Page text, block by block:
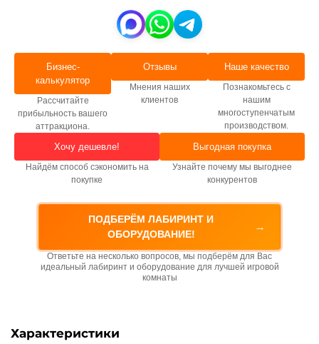
Бизнес-
калькулятор
Рассчитайте
прибыльность вашего
аттракциона.
Отзывы
Мнения наших
клиентов
Наше качество
Познакомьтесь с
нашим
многоступенчатым
производством.
Хочу дешевле!
Найдём способ сэкономить на
покупке
Выгодная покупка
Узнайте почему мы выгоднее
конкурентов
ПОДБЕРЁМ ЛАБИРИНТ И
ОБОРУДОВАНИЕ!
→
Ответьте на несколько вопросов, мы подберём для Вас
идеальный лабиринт и оборудование для лучшей игровой
комнаты
Характеристики